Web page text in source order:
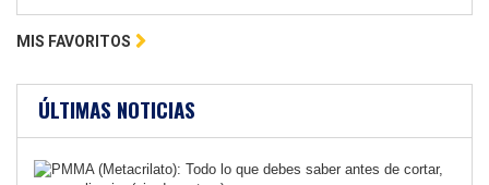
MIS FAVORITOS
ÚLTIMAS NOTICIAS